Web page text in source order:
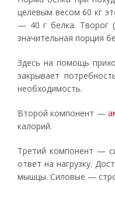
целевым весом 60 кг
— 40 г белка. Творог
значительная порция
Здесь на помощь
закрывает
необходимость.
Второй компонент —
калорий.
Третий компонент —
ответ на нагрузку.
мышцы. Силовые —